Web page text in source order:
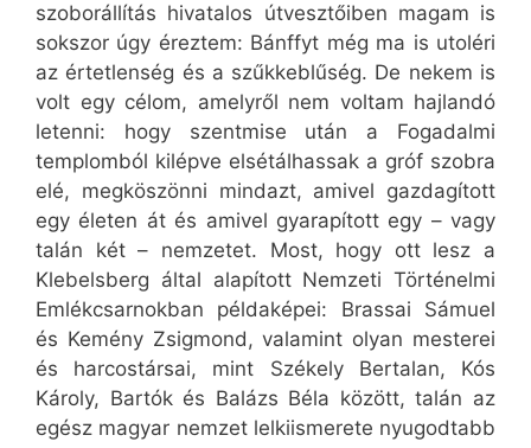
szoborállítás hivatalos útvesztőiben magam is
sokszor úgy éreztem: Bánffyt még ma is utoléri
az értetlenség és a szűkkeblűség. De nekem is
volt egy célom, amelyről nem voltam hajlandó
letenni: hogy szentmise után a Fogadalmi
templomból kilépve elsétálhassak a gróf szobra
elé, megköszönni mindazt, amivel gazdagított
egy életen át és amivel gyarapított egy – vagy
talán két – nemzetet. Most, hogy ott lesz a
Klebelsberg által alapított Nemzeti Történelmi
Emlékcsarnokban példaképei: Brassai Sámuel
és Kemény Zsigmond, valamint olyan mesterei
és harcostársai, mint Székely Bertalan, Kós
Károly, Bartók és Balázs Béla között, talán az
egész magyar nemzet lelkiismerete nyugodtabb